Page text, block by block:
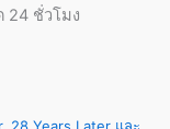
24 ชั่วโมง